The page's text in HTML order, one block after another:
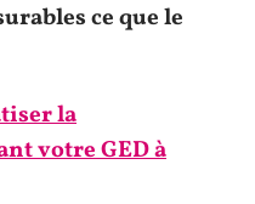
ce que le
la
votre GED à